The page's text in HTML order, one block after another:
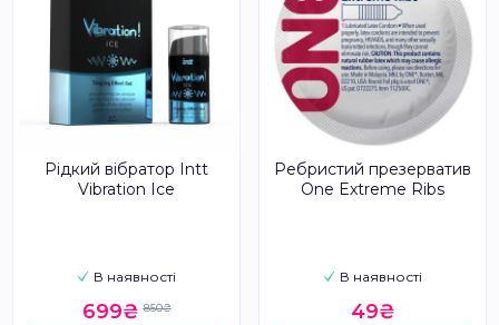
Рідкий вібратор Intt
Vibration Ice
В наявності
699₴ 850₴
Ребристий презерватив
One Extreme Ribs
В наявності
49₴